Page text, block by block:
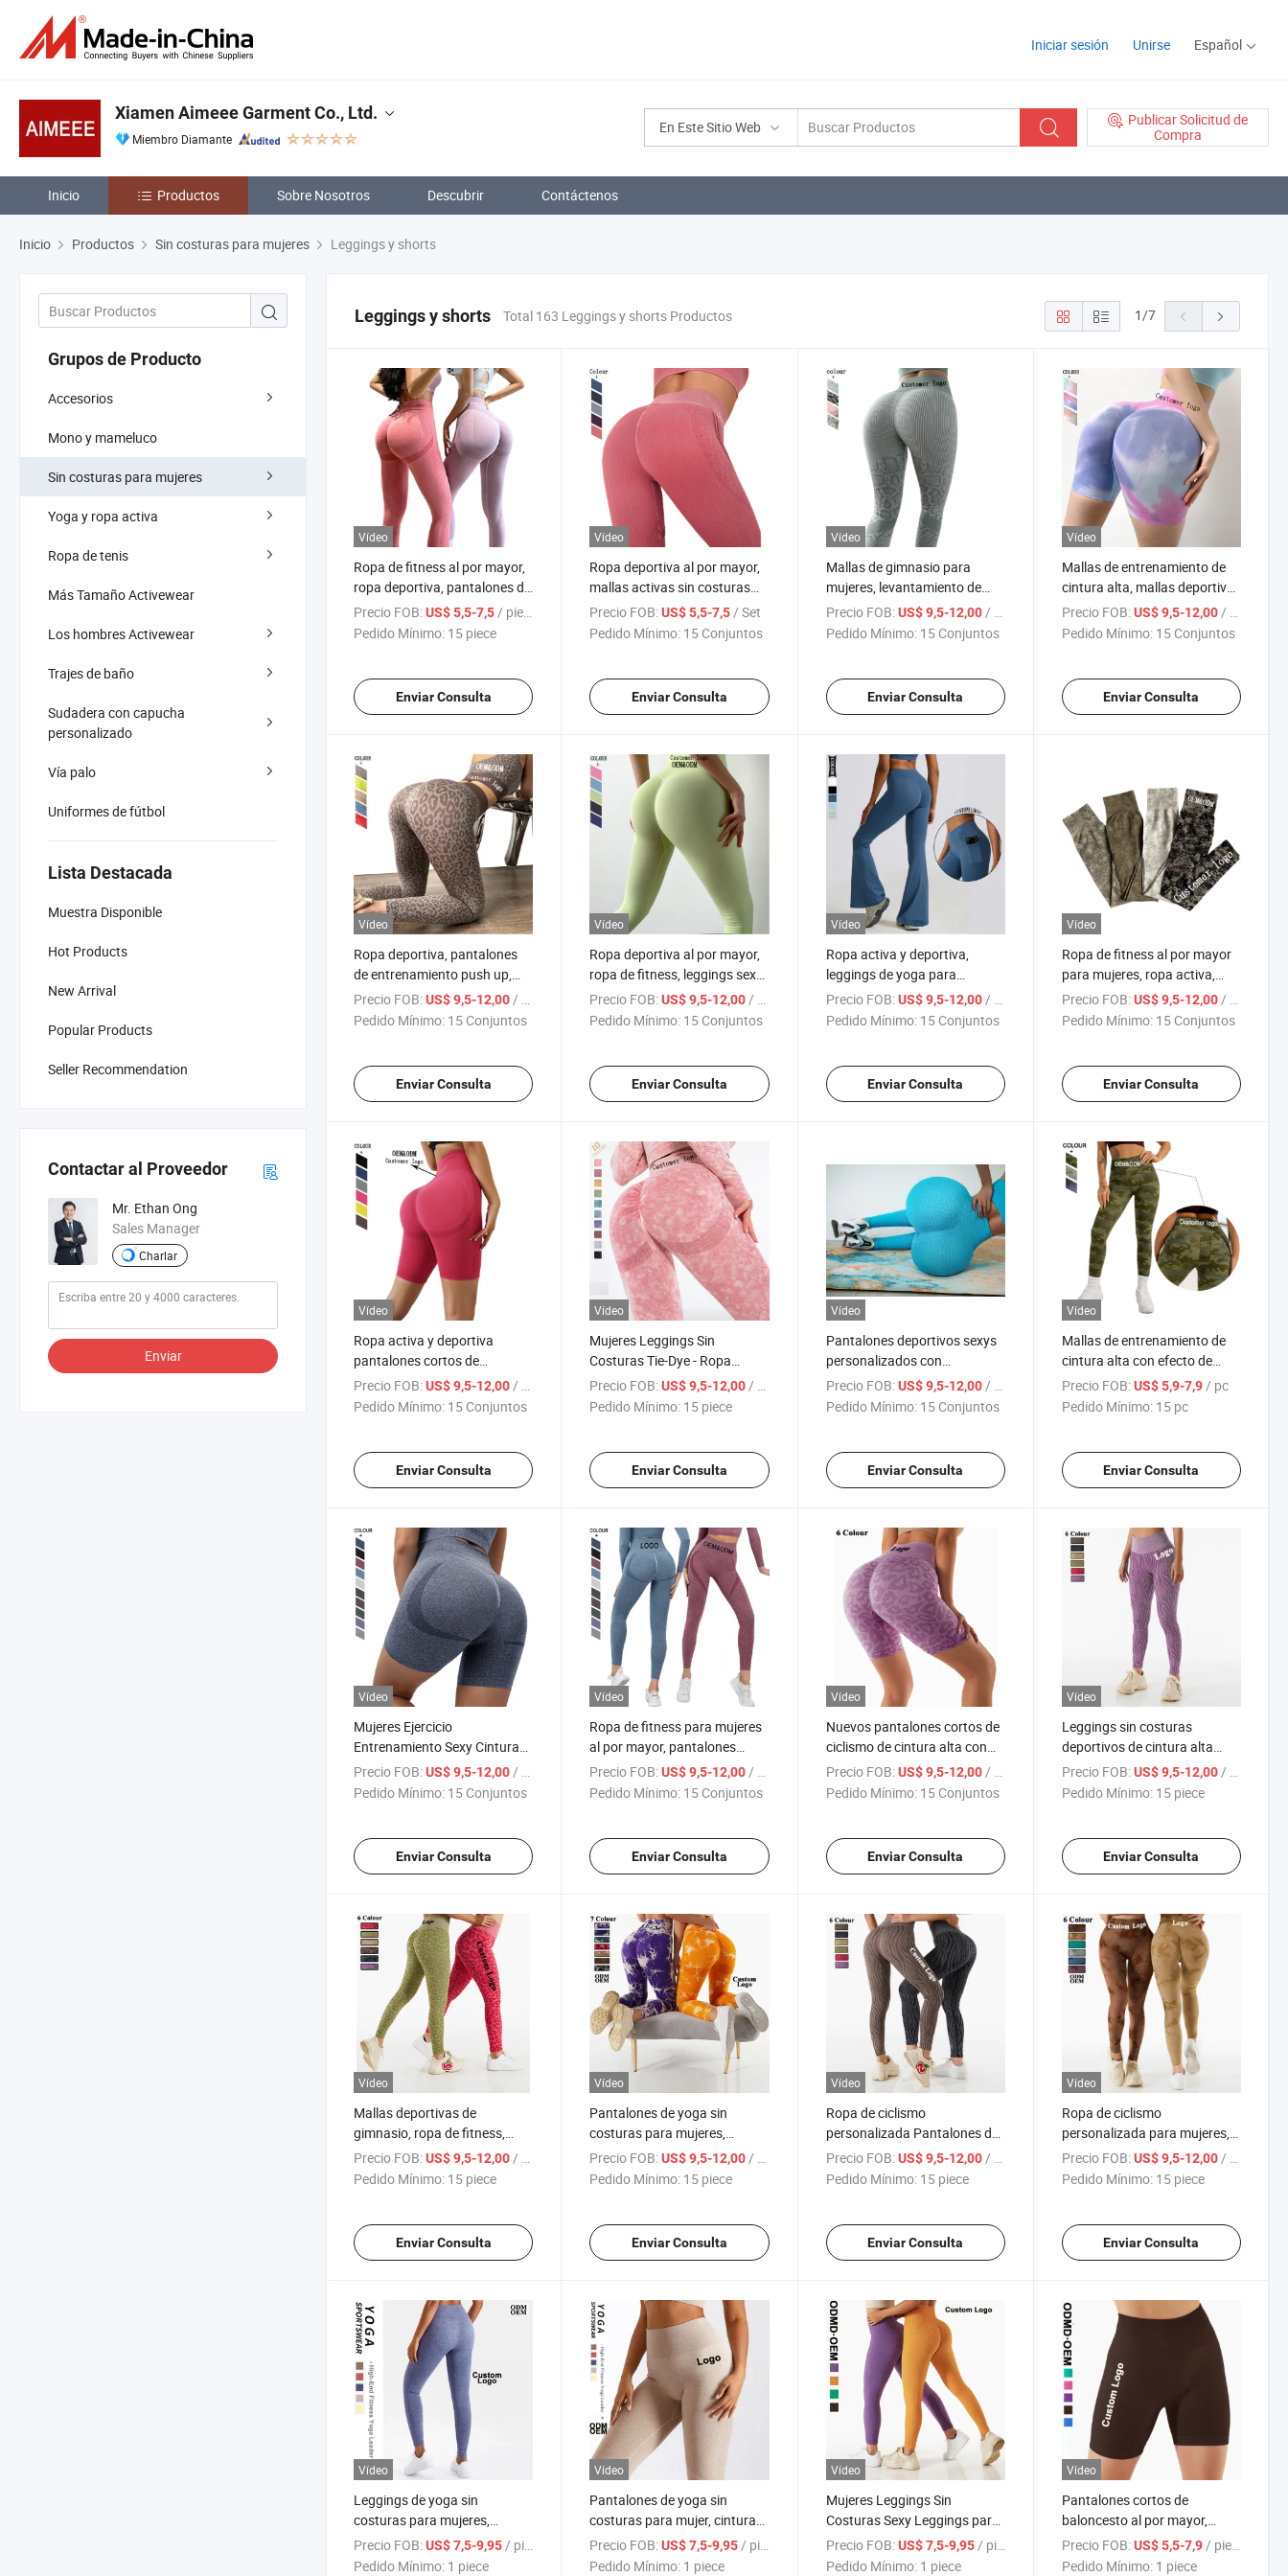
Iniciar sesión Unirse Español
En Este Sitio Web
Publicar Solicitud de
Compra
Xiamen Aimeee Garment Co., Ltd.
Miembro Diamante
Inicio Productos Sobre Nosotros Descubrir Contáctenos
Inicio Productos Sin costuras para mujeres Leggings y shorts
Grupos de Producto
Accesorios
Mono y mameluco
Sin costuras para mujeres
Yoga y ropa activa
Ropa de tenis
Más Tamaño Activewear
Los hombres Activewear
Trajes de baño
Sudadera con capucha
personalizado
Vía palo
Uniformes de fútbol
Lista Destacada
Muestra Disponible
Hot Products
New Arrival
Popular Products
Seller Recommendation
Contactar al Proveedor
Mr. Ethan Ong
Sales Manager
Charlar
Enviar
Leggings y shorts Total 163 Leggings y shorts Productos 1/7
Vídeo
Ropa de fitness al por mayor,
ropa deportiva, pantalones de
yoga, leggings de gimnasio de
cintura alta con fruncido
Precio FOB:US$ 5,5-7,5/ piece
Pedido Mínimo: 15 piece
Enviar Consulta
Vídeo
Ropa deportiva al por mayor,
mallas activas sin costuras
con control de abdomen para
mujeres, pantalones de yoga
Precio FOB: US$ 5,5-7,5/ Set
Pedido Mínimo: 15 Conjuntos
Enviar Consulta
Vídeo
Mallas de gimnasio para
mujeres, levantamiento de
glúteos, leggings de yoga sin
costuras para fitness
Precio FOB: US$ 9,5-12,00/ Set
Pedido Mínimo: 15 Conjuntos
Enviar Consulta
Vídeo
Mallas de entrenamiento de
cintura alta, mallas deportivas
con fruncido en el trasero,
pantalones de yoga cortos,
pantalones cortos de
gimnasio para mujeres
Precio FOB: US$ 9,5-12,00/ Set
Pedido Mínimo: 15 Conjuntos
Enviar Consulta
Vídeo
Ropa deportiva, pantalones
de entrenamiento push up,
leggings de yoga de cintura
alta sin costuras con
estampado de leopardo para
Precio FOB:US$ 9,5-12,00 / Set
Pedido Mínimo: 15 Conjuntos
Enviar Consulta
Vídeo
Ropa deportiva al por mayor,
ropa de fitness, leggings sexy
para el trasero, pantalones de
gimnasio para mujer, leggings
de yoga sin costuras con logo
Precio FOB: US$ 9,5-12,00 / Set
Pedido Mínimo: 15 Conjuntos
Enviar Consulta
Vídeo
Ropa activa y deportiva,
leggings de yoga para
mujeres con elevación de
glúteos y cintura en forma de
Precio FOB: US$ 9,5-12,00 / Set
Pedido Mínimo: 15 Conjuntos
Enviar Consulta
Vídeo
Ropa de fitness al por mayor
para mujeres, ropa activa,
pantalones de yoga, mallas de
camuflaje que levantan el
trasero, leggings sin costuras
Precio FOB: US$ 9,5-12,00 / Set
Pedido Mínimo: 15 Conjuntos
Enviar Consulta
Vídeo
Ropa activa y deportiva
pantalones cortos de
entrenamiento sin costuras
de cintura alta para mujer
gimnasio pantalones cortos
Precio FOB:US$ 9,5-12,00 / Set
Pedido Mínimo: 15 Conjuntos
Enviar Consulta
Vídeo
Mujeres Leggings Sin
Costuras Tie-Dye - Ropa
Deportiva Leggings de Yoga
de Cintura Alta con Efecto
Realce en el Trasero
Precio FOB: US$ 9,5-12,00 / piece
Pedido Mínimo: 15 piece
Enviar Consulta
Vídeo
Pantalones deportivos sexys
personalizados con
levantamiento de glúteos de
panal para yoga y gimnasio
Precio FOB: US$ 9,5-12,00 / Set
Pedido Mínimo: 15 Conjuntos
Enviar Consulta
Vídeo
Mallas de entrenamiento de
cintura alta con efecto de
fruncido, mallas de camuflaje,
pantalones de yoga, mallas de
gimnasio con bolsillos
Precio FOB: US$ 5,9-7,9 / pc
Pedido Mínimo: 15 pc
Enviar Consulta
Vídeo
Mujeres Ejercicio
Entrenamiento Sexy Cintura
Alta Levantador de Glúteos
Pantalones Cortos de Yoga
Precio FOB:US$ 9,5-12,00/ Set
Pedido Mínimo: 15 Conjuntos
Enviar Consulta
Vídeo
Ropa de fitness para mujeres
al por mayor, pantalones
deportivos de alta cintura,
levantamiento de glúteos,
leggings de yoga para el
Precio FOB: US$ 9,5-12,00 / Set
Pedido Mínimo: 15 Conjuntos
Enviar Consulta
Vídeo
Nuevos pantalones cortos de
ciclismo de cintura alta con
estampado de leopardo para
mujeres, pantalones cortos
sin costuras, leggings para
glúteos, pantalones de
gimnasio
Precio FOB: US$ 9,5-12,00/ Set
Pedido Mínimo: 15 Conjuntos
Enviar Consulta
Vídeo
Leggings sin costuras
deportivos de cintura alta
elásticos que levantan el
trasero, pantalones de yoga
para mujeres con estampado
para entrenamiento y fitness
Precio FOB: US$ 9,5-12,00/ piece
Pedido Mínimo: 15 piece
Enviar Consulta
Vídeo
Mallas deportivas de
gimnasio, ropa de fitness,
pantalones de yoga, leggings
sin costuras de cintura alta
Precio FOB:US$ 9,5-12,00/ piece
Pedido Mínimo: 15 piece
Enviar Consulta
Vídeo
Pantalones de yoga sin
costuras para mujeres,
control de abdomen,
levantamiento de glúteos,
anudado
Precio FOB: US$ 9,5-12,00/ piece
Pedido Mínimo: 15 piece
Enviar Consulta
Vídeo
Ropa de ciclismo
personalizada Pantalones de
yoga para mujer Impresión de
cebra Mallas de gimnasio
Deportivos de cintura alta
Leggings elásticos que
Precio FOB: US$ 9,5-12,00/ piece
Pedido Mínimo: 15 piece
Enviar Consulta
Vídeo
Ropa de ciclismo
personalizada para mujeres,
leggings de entrenamiento de
cintura alta sin costuras,
gimnasio, leggings con
control de abdomen y efecto
Precio FOB: US$ 9,5-12,00/ piece
Pedido Mínimo: 15 piece
Enviar Consulta
Vídeo
Leggings de yoga sin
costuras para mujeres,
pantalones de yoga de alta
cintura, pantalones de fitness
Precio FOB:US$ 7,5-9,95 / piece
Pedido Mínimo: 1 piece
Vídeo
Pantalones de yoga sin
costuras para mujer, cintura
alta, leggings deportivos,
leggings push up para fitness
Precio FOB: US$ 7,5-9,95 / piece
Pedido Mínimo: 1 piece
Vídeo
Mujeres Leggings Sin
Costuras Sexy Leggings para
Glúteos Entrenamiento
Gimnasio Mallas de Fitness
Precio FOB: US$ 7,5-9,95 / piece
Pedido Mínimo: 1 piece
Vídeo
Pantalones cortos de
baloncesto al por mayor,
pantalones cortos de ciclista
con efecto de levantamiento
Precio FOB: US$ 5,5-7,9 / piece
Pedido Mínimo: 1 piece